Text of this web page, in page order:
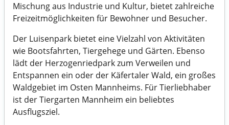
Mischung aus Industrie und Kultur, bietet zahlreiche
Freizeitmöglichkeiten für Bewohner und Besucher.
Der Luisenpark bietet eine Vielzahl von Aktivitäten
wie Bootsfahrten, Tiergehege und Gärten. Ebenso
lädt der Herzogenriedpark zum Verweilen und
Entspannen ein oder der Käfertaler Wald, ein großes
Waldgebiet im Osten Mannheims. Für Tierliebhaber
ist der Tiergarten Mannheim ein beliebtes
Ausflugsziel.